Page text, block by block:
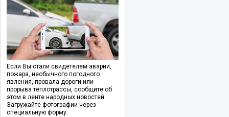
Если Вы стали свидетелем аварии,
пожара, необычного погодного
явления, провала дороги или
прорыва теплотрассы, сообщите об
этом в ленте народных новостей.
Загружайте фотографии через
специальную форму.